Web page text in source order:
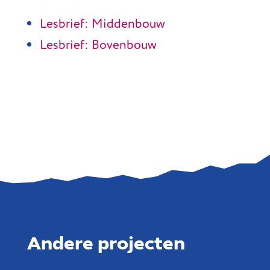
Lesbrief: Middenbouw
Lesbrief: Bovenbouw
Andere projecten